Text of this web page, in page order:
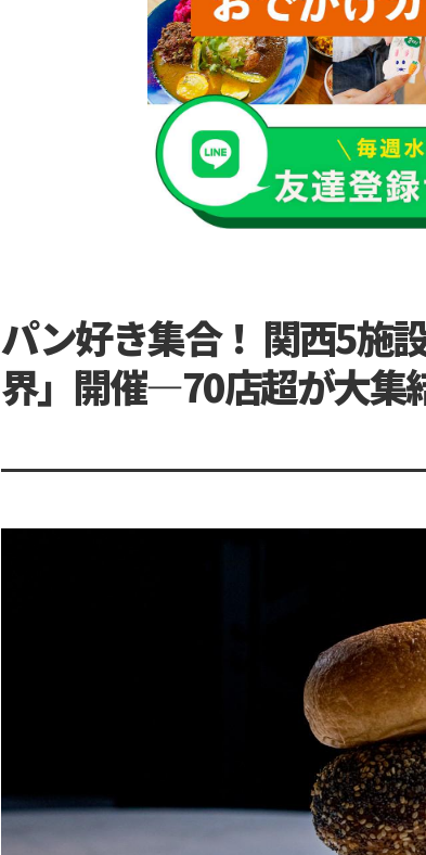
パン好き集合！ 関西5施
界」開催—70店超が大集